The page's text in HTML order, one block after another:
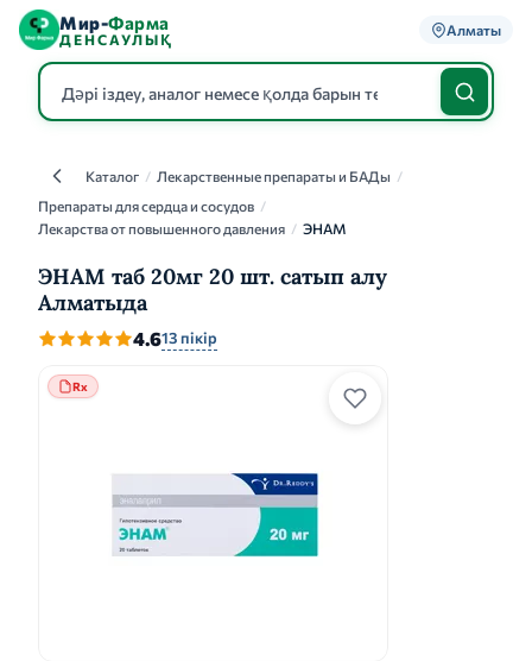
Мир-Фарма
ДЕНСАУЛЫҚ
Алматы
КаталогКаталог / Лекарственные препараты и БАДы /
Препараты для сердца и сосудов /
Лекарства от повышенного давления / ЭНАМ
ЭНАМ таб 20мг 20 шт. сатып алу
Алматыда
4.613 пікір
Rx